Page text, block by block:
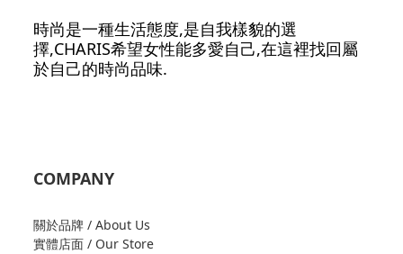
時尚是一種生活態度,是自我樣貌的選
擇,CHARIS希望女性能多愛自己,在這裡找回屬
於自己的時尚品味.
COMPANY
關於品牌 / About Us
實體店面 / Our Store